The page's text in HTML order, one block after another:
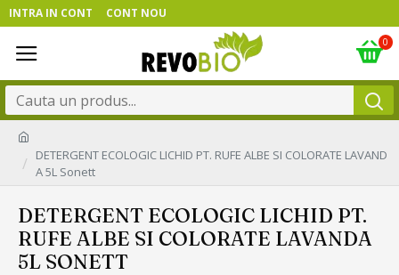
INTRA IN CONT CONT NOU
0
DETERGENT ECOLOGIC LICHID PT. RUFE ALBE SI COLORATE LAVAND
A 5L Sonett
DETERGENT ECOLOGIC LICHID PT.
RUFE ALBE SI COLORATE LAVANDA
5L SONETT